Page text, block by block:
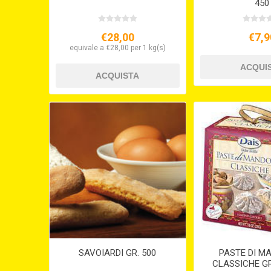
€28,00
equivale a €28,00 per 1 kg(s)
450
SAVOIARDI GR. 500
PASTE DI
CLASSICHE